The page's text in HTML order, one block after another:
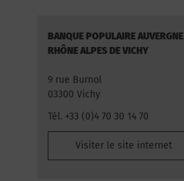
BANQUE POPULAIRE AUVERGNE
RHÔNE ALPES DE VICHY
9 rue Burnol
03300 Vichy
Tél. +33 (0)4 70 30 14 70
Visiter le site internet